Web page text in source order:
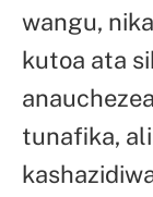
wangu,
kutoa ata
tunafika,